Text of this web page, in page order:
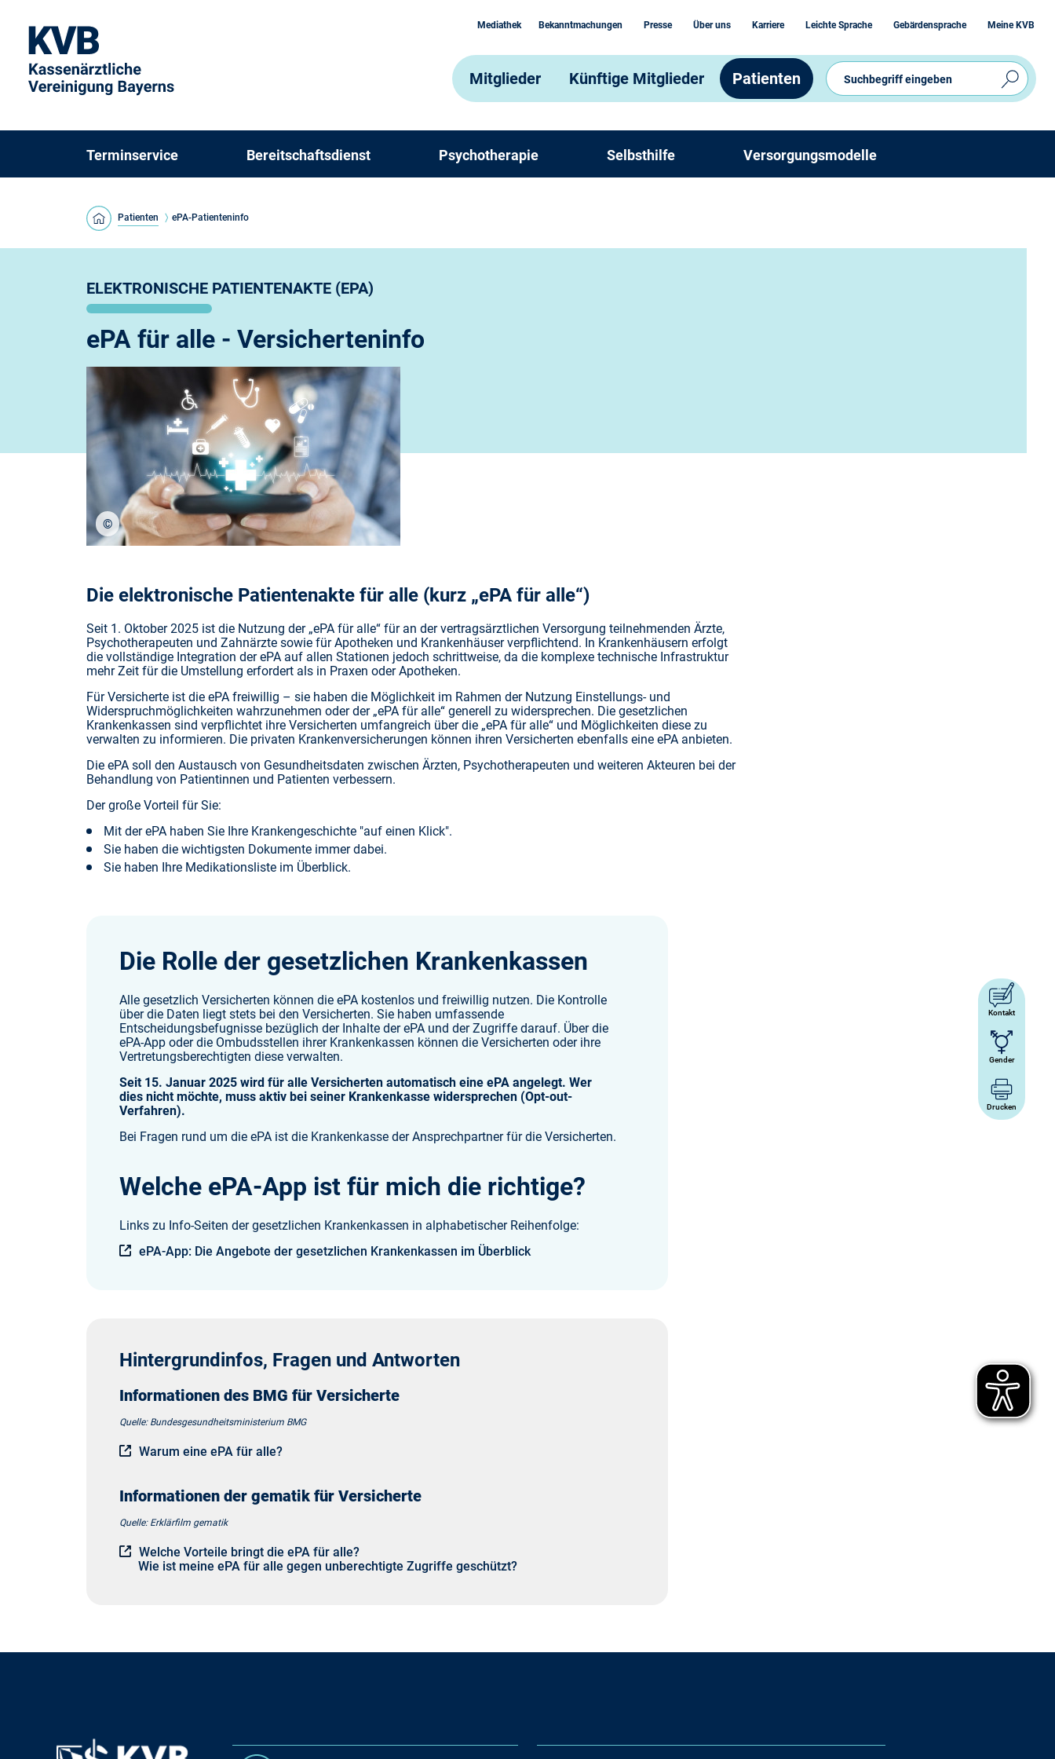
Mediathek Bekanntmachungen Presse Über uns Karriere Leichte Sprache Gebärdensprache Meine KVB
Mitglieder Künftige Mitglieder Patienten
Terminservice Bereitschaftsdienst Psychotherapie Selbsthilfe Versorgungsmodelle
Patienten ePA-Patienteninfo
ELEKTRONISCHE PATIENTENAKTE (EPA)
ePA für alle - Versicherteninfo
©
stock.adobe.com/eakgrungenerd
Die elektronische Patientenakte für alle (kurz „ePA für alle“)
Seit 1. Oktober 2025 ist die Nutzung der „ePA für alle“ für an der vertragsärztlichen Versorgung teilnehmenden Ärzte,
Psychotherapeuten und Zahnärzte sowie für Apotheken und Krankenhäuser verpflichtend. In Krankenhäusern erfolgt
die vollständige Integration der ePA auf allen Stationen jedoch schrittweise, da die komplexe technische Infrastruktur
mehr Zeit für die Umstellung erfordert als in Praxen oder Apotheken.
Für Versicherte ist die ePA freiwillig – sie haben die Möglichkeit im Rahmen der Nutzung Einstellungs- und
Widerspruchmöglichkeiten wahrzunehmen oder der „ePA für alle“ generell zu widersprechen. Die gesetzlichen
Krankenkassen sind verpflichtet ihre Versicherten umfangreich über die „ePA für alle“ und Möglichkeiten diese zu
verwalten zu informieren. Die privaten Krankenversicherungen können ihren Versicherten ebenfalls eine ePA anbieten.
Die ePA soll den Austausch von Gesundheitsdaten zwischen Ärzten, Psychotherapeuten und weiteren Akteuren bei der
Behandlung von Patientinnen und Patienten verbessern.
Der große Vorteil für Sie:
Mit der ePA haben Sie Ihre Krankengeschichte "auf einen Klick".
Sie haben die wichtigsten Dokumente immer dabei.
Sie haben Ihre Medikationsliste im Überblick.
Die Rolle der gesetzlichen Krankenkassen
Alle gesetzlich Versicherten können die ePA kostenlos und freiwillig nutzen. Die Kontrolle
über die Daten liegt stets bei den Versicherten. Sie haben umfassende
Entscheidungsbefugnisse bezüglich der Inhalte der ePA und der Zugriffe darauf. Über die
ePA-App oder die Ombudsstellen ihrer Krankenkassen können die Versicherten oder ihre
Vertretungsberechtigten diese verwalten.
Seit 15. Januar 2025 wird für alle Versicherten automatisch eine ePA angelegt. Wer
dies nicht möchte, muss aktiv bei seiner Krankenkasse widersprechen (Opt-out-
Verfahren).
Bei Fragen rund um die ePA ist die Krankenkasse der Ansprechpartner für die Versicherten.
Welche ePA-App ist für mich die richtige?
Links zu Info-Seiten der gesetzlichen Krankenkassen in alphabetischer Reihenfolge:
ePA-App: Die Angebote der gesetzlichen Krankenkassen im Überblick
Hintergrundinfos, Fragen und Antworten
Informationen des BMG für Versicherte
Quelle: Bundesgesundheitsministerium BMG
Warum eine ePA für alle?
Informationen der gematik für Versicherte
Quelle: Erklärfilm gematik
Welche Vorteile bringt die ePA für alle?
Wie ist meine ePA für alle gegen unberechtigte Zugriffe geschützt?
Kontakt
Gender
Drucken